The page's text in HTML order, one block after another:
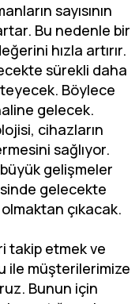
sayısının
Bu nedenle bir
hızla artırır.
sürekli daha
Böylece
gelecek.
cihazların
sağlıyor.
gelişmeler
gelecekte
çıkacak.
takip etmek ve
ile müşterilerimize
Bunun için